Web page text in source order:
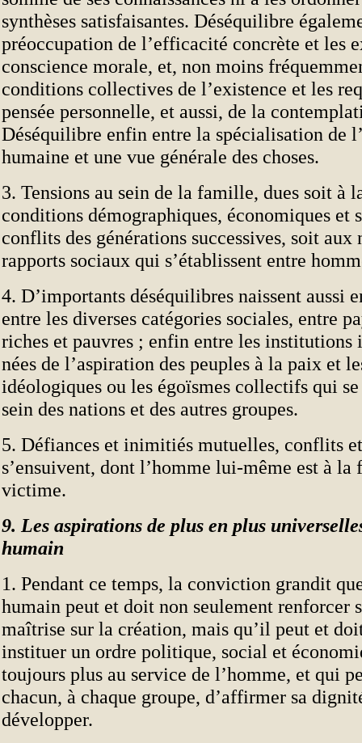
synthèses satisfaisantes. Déséquilibre
préoccupation de l’efficacité concrète et les
conscience morale, et, non moins
conditions collectives de l’existence et les
pensée personnelle, et aussi, de la
Déséquilibre enfin entre la spécialisation de
humaine et une vue générale des choses.
3. Tensions au sein de la famille, dues soit à
conditions démographiques, économiques et
conflits des générations successives, soit aux
rapports sociaux qui s’établissent entre
4. D’importants déséquilibres naissent aussi
entre les diverses catégories sociales, entre
riches et pauvres ; enfin entre les institutions
nées de l’aspiration des peuples à la paix et
idéologiques ou les égoïsmes collectifs qui
sein des nations et des autres groupes.
5. Défiances et inimitiés mutuelles, conflits
s’ensuivent, dont l’homme lui-même est à la
victime.
9. Les aspirations de plus en plus
humain
1. Pendant ce temps, la conviction grandit
humain peut et doit non seulement renforcer
maîtrise sur la création, mais qu’il peut et
instituer un ordre politique, social et
toujours plus au service de l’homme, et qui
chacun, à chaque groupe, d’affirmer sa
développer.